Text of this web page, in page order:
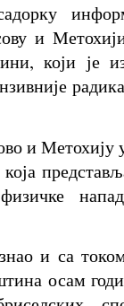
и
који је
и Метохију
физичке
и са
осам